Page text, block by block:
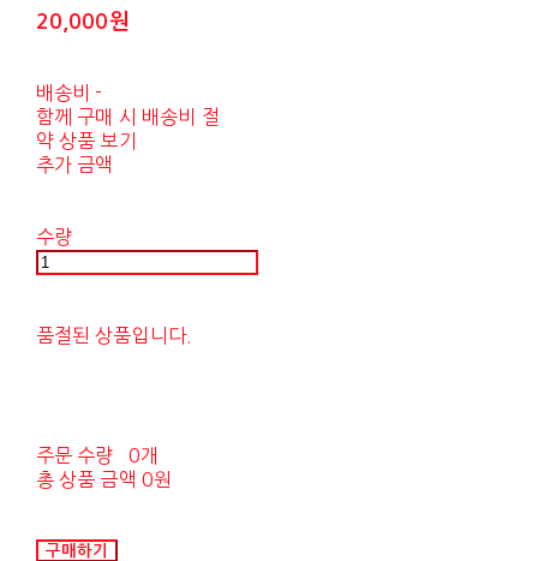
20,000원
배송비-
함께 구매 시 배송비 절
약 상품 보기
추가 금액
수량
품절된 상품입니다.
주문 수량
0개
총 상품 금액 0원
구매하기